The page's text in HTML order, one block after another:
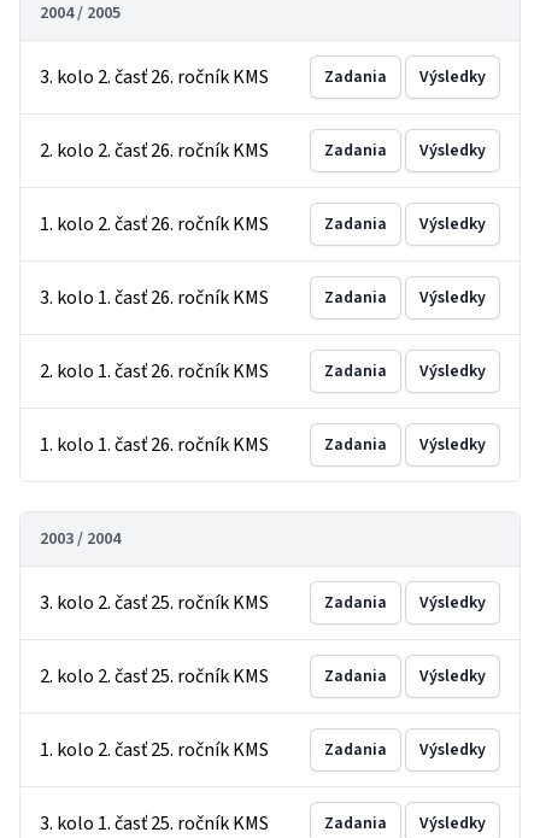
2004 / 2005
3. kolo 2. časť 26. ročník KMS Zadania Výsledky
2. kolo 2. časť 26. ročník KMS Zadania Výsledky
1. kolo 2. časť 26. ročník KMS Zadania Výsledky
3. kolo 1. časť 26. ročník KMS Zadania Výsledky
2. kolo 1. časť 26. ročník KMS Zadania Výsledky
1. kolo 1. časť 26. ročník KMS Zadania Výsledky
2003 / 2004
3. kolo 2. časť 25. ročník KMS Zadania Výsledky
2. kolo 2. časť 25. ročník KMS Zadania Výsledky
1. kolo 2. časť 25. ročník KMS Zadania Výsledky
3. kolo 1. časť 25. ročník KMS Zadania Výsledky